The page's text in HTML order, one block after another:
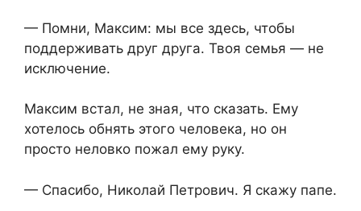
— Помни, Максим: мы все здесь, чтобы
поддерживать друг друга. Твоя семья — не
исключение.
Максим встал, не зная, что сказать. Ему
хотелось обнять этого человека, но он
просто неловко пожал ему руку.
— Спасибо, Николай Петрович. Я скажу папе.